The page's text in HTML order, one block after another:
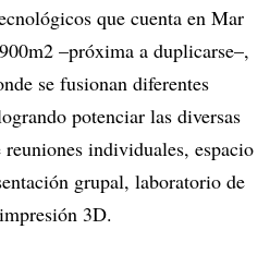
que cuenta en Mar
–próxima a duplicarse–,
se fusionan diferentes
potenciar las diversas
reuniones individuales, espacio
grupal, laboratorio de
3D.